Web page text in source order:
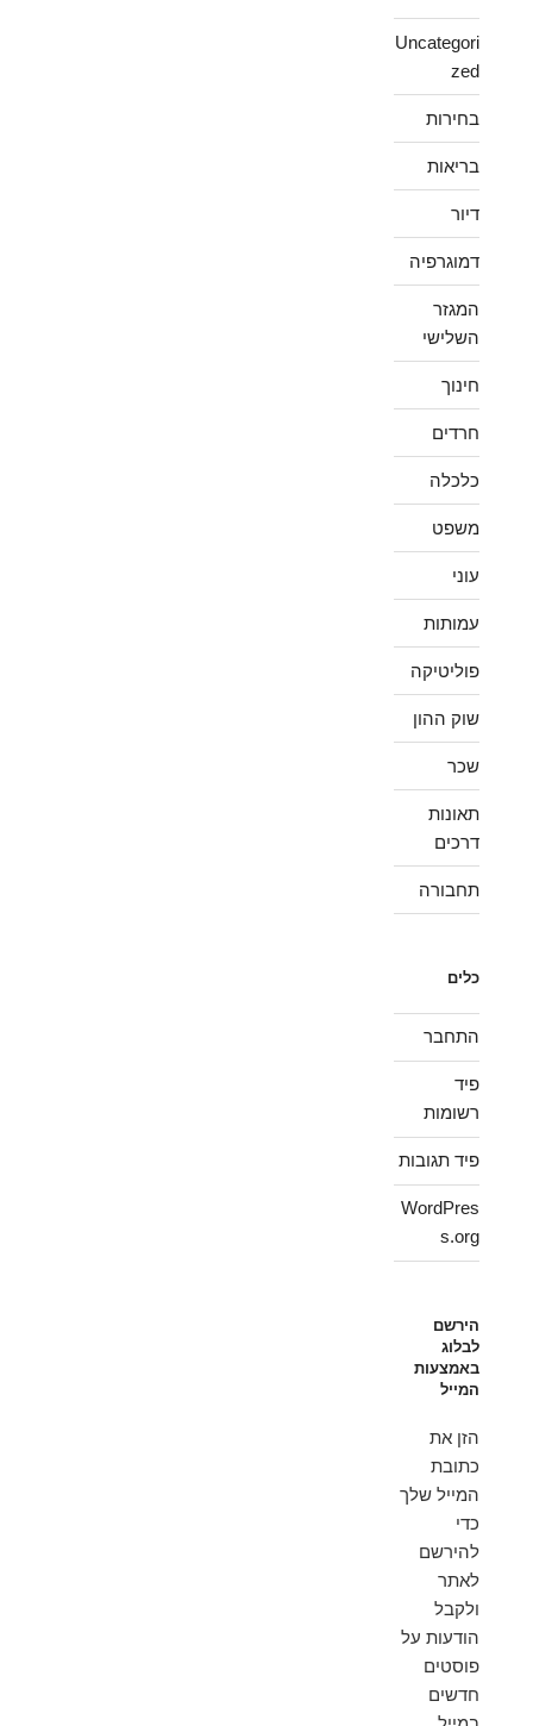
Uncategori
zed
בחירות
בריאות
דיור
דמוגרפיה
המגזר
השלישי
חינוך
חרדים
כלכלה
משפט
עוני
עמותות
פוליטיקה
שוק ההון
שכר
תאונות
דרכים
תחבורה
כלים
התחבר
פיד
רשומות
פיד תגובות
WordPres
s.org
הירשם
לבלוג
באמצעות
המייל
הזן את
כתובת
המייל שלך
כדי
להירשם
לאתר
ולקבל
הודעות על
פוסטים
חדשים